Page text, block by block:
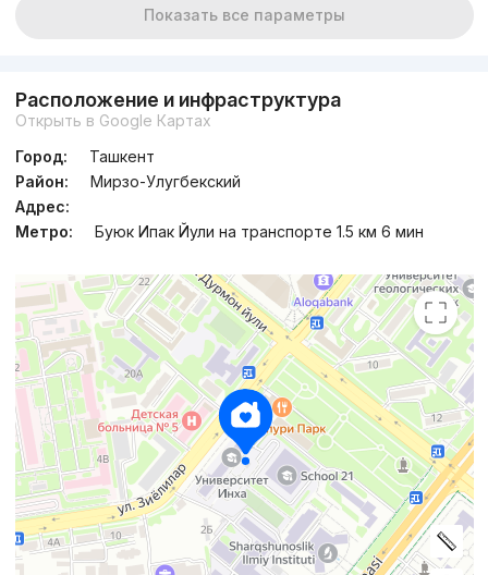
Показать все параметры
Расположение и инфраструктура
Открыть в Google Картах
Город:
Ташкент
Район:
Мирзо-Улугбекский
Адрес:
Метро:
Буюк Ипак Йули на транспорте 1.5 км 6 мин